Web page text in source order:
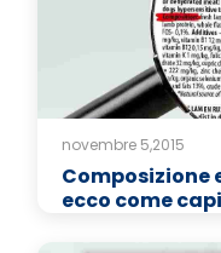
novembre 5,2015
Composizione
ecco come